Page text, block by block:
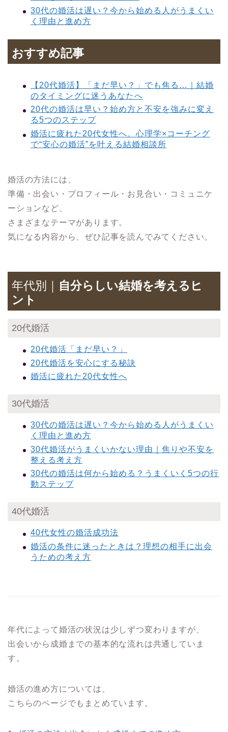
30代の婚活は遅い？今から始める人がうまくい
く理由と進め方
おすすめ記事
【20代婚活】「まだ早い？」でも焦る…｜結婚
のタイミングに迷うあなたへ
20代の婚活は早い？始め方と不安を強みに変え
る5つのステップ
婚活に疲れた20代女性へ。心理学×コーチング
で“安心の婚活”を叶える結婚相談所
婚活の方法には、
準備・出会い・プロフィール・お見合い・コミュニケ
ーションなど、
さまざまなテーマがあります。
気になる内容から、ぜひ記事を読んでみてください。
年代別｜
自分らしい結婚を考えるヒ
ント
20代婚活
20代婚活「まだ早い？」
20代婚活を安心にする秘訣
婚活に疲れた20代女性へ
30代婚活
30代の婚活は遅い？今から始める人がうまくい
く理由と進め方
30代婚活がうまくいかない理由｜焦りや不安を
整える考え方
30代の婚活は何から始める？うまくいく5つの行
動ステップ
40代婚活
40代女性の婚活成功法
婚活の条件に迷ったときは？理想の相手に出会
うための考え方
年代によって婚活の状況は少しずつ変わりますが、
出会いから成婚までの基本的な流れは共通していま
す。
婚活の進め方については、
こちらのページでもまとめています。